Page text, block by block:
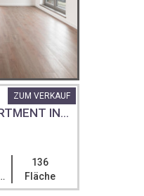
ZUM VERKAUF
IN...
136
Fläche